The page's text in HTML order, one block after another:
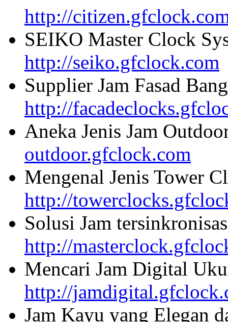
http://
SEIKO Master Clock
http://seiko.gfclock.com
Supplier Jam Fasad
http://
Aneka Jenis Jam
outdoor.gfclock.com
Mengenal Jenis Tower
http://
Solusi Jam
http://
Mencari Jam Digital
http://
Jam Kayu yang Elegan